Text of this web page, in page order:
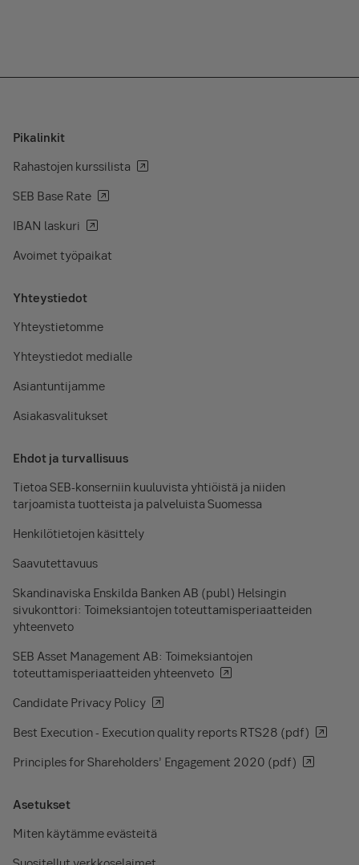
Pikalinkit
Rahastojen kurssilista
SEB Base Rate
IBAN laskuri
Avoimet työpaikat
Yhteystiedot
Yhteystietomme
Yhteystiedot medialle
Asiantuntijamme
Asiakasvalitukset
Ehdot ja turvallisuus
Tietoa SEB-konserniin kuuluvista yhtiöistä ja niiden
tarjoamista tuotteista ja palveluista Suomessa
Henkilötietojen käsittely
Saavutettavuus
Skandinaviska Enskilda Banken AB (publ) Helsingin
sivukonttori: Toimeksiantojen toteuttamisperiaatteiden
yhteenveto
SEB Asset Management AB: Toimeksiantojen
toteuttamisperiaatteiden yhteenveto
Candidate Privacy Policy
Best Execution - Execution quality reports RTS28 (pdf)
Principles for Shareholders’ Engagement 2020 (pdf)
Asetukset
Miten käytämme evästeitä